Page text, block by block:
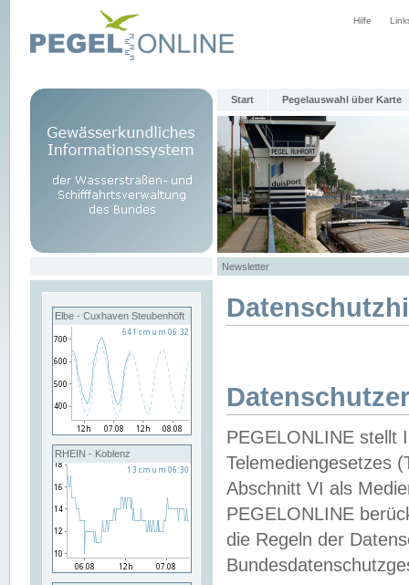
Hilfe
Start Pegelauswahl über Karte
Newsletter
Elbe - Cuxhaven Steubenhöft
RHEIN - Koblenz
PEGELONLINE stellt
Telemediengesetzes
Abschnitt VI als
PEGELONLINE
die Regeln der